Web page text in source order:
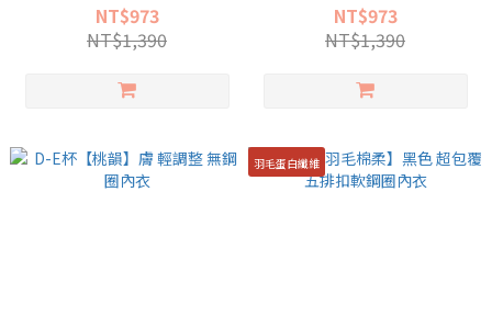
NT$973
NT$1,390
NT$973
NT$1,390
羽毛蛋白纖維